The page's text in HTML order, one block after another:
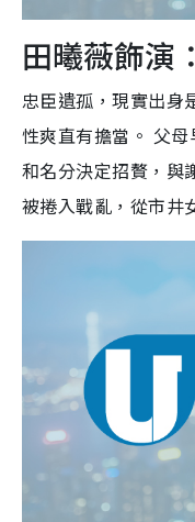
田曦薇飾演
忠臣遺孤，現實出身
性爽直有擔當。 父
和名分決定招贅，與
被捲入戰亂，從市井